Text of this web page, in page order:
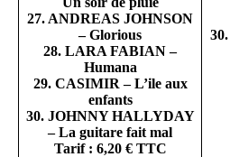
27. ANDREAS JOHNSON
– Glorious
28. LARA FABIAN –
Humana
29. CASIMIR – L’ile aux
enfants
30. JOHNNY HALLYDAY
– La guitare fait mal
Tarif : 6,20 € TTC